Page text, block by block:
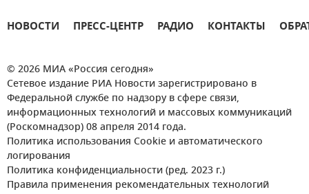
НОВОСТИ ПРЕСС-ЦЕНТР РАДИО КОНТАКТЫ
© 2026 МИА «Россия сегодня»
Сетевое издание РИА Новости зарегистрировано в
Федеральной службе по надзору в сфере связи,
информационных технологий и массовых коммуникаций
(Роскомнадзор) 08 апреля 2014 года.
Политика использования Cookie и автоматического
логирования
Политика конфиденциальности (ред. 2023 г.)
Правила применения рекомендательных технологий